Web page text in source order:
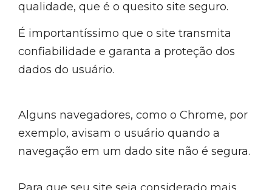
qualidade, que é o quesito site seguro.
É importantíssimo que o site transmita
confiabilidade e garanta a proteção dos
dados do usuário.
Alguns navegadores, como o Chrome, por
exemplo, avisam o usuário quando a
navegação em um dado site não é segura.